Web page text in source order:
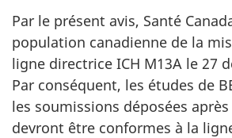
Par le présent avis, Santé
population canadienne de la
ligne directrice ICH M13A le 27
Par conséquent, les études de
les soumissions déposées
devront être conformes à la